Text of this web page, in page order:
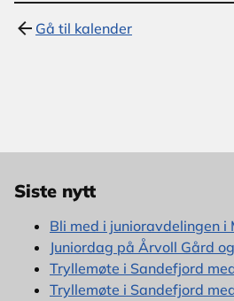
Gå til kalender
Siste nytt
Bli med i junioravdelingen i
Juniordag på Årvoll Gård
Tryllemøte i Sandefjord
Tryllemøte i Sandefjord